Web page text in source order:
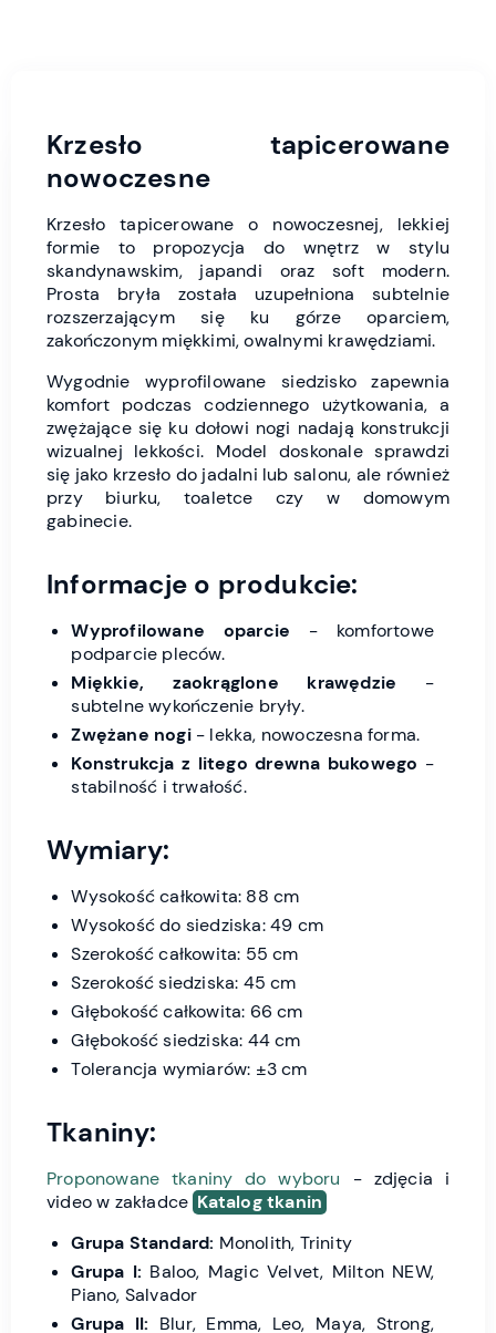
Krzesło tapicerowane
nowoczesne
Krzesło tapicerowane o nowoczesnej, lekkiej
formie to propozycja do wnętrz w stylu
skandynawskim, japandi oraz soft modern.
Prosta bryła została uzupełniona subtelnie
rozszerzającym się ku górze oparciem,
zakończonym miękkimi, owalnymi krawędziami.
Wygodnie wyprofilowane siedzisko zapewnia
komfort podczas codziennego użytkowania, a
zwężające się ku dołowi nogi nadają konstrukcji
wizualnej lekkości. Model doskonale sprawdzi
się jako krzesło do jadalni lub salonu, ale również
przy biurku, toaletce czy w domowym
gabinecie.
Informacje o produkcie:
Wyprofilowane oparcie - komfortowe
podparcie pleców.
Miękkie, zaokrąglone krawędzie -
subtelne wykończenie bryły.
Zwężane nogi- lekka, nowoczesna forma.
Konstrukcja z litego drewna bukowego -
stabilność i trwałość.
Wymiary:
Wysokość całkowita: 88 cm
Wysokość do siedziska: 49 cm
Szerokość całkowita: 55 cm
Szerokość siedziska: 45 cm
Głębokość całkowita: 66 cm
Głębokość siedziska: 44 cm
Tolerancja wymiarów: ±3 cm
Tkaniny:
Proponowane tkaniny do wyboru - zdjęcia i
video w zakładce Katalog tkanin
Grupa Standard: Monolith, Trinity
Grupa I: Baloo, Magic Velvet, Milton NEW,
Piano, Salvador
Grupa II: Blur, Emma, Leo, Maya, Strong,